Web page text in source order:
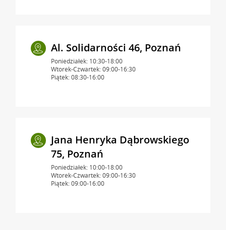
Al. Solidarności 46, Poznań
Poniedziałek: 10:30-18:00
Wtorek-Czwartek: 09:00-16:30
Piątek: 08:30-16:00
Jana Henryka Dąbrowskiego
75, Poznań
Poniedziałek: 10:00-18:00
Wtorek-Czwartek: 09:00-16:30
Piątek: 09:00-16:00